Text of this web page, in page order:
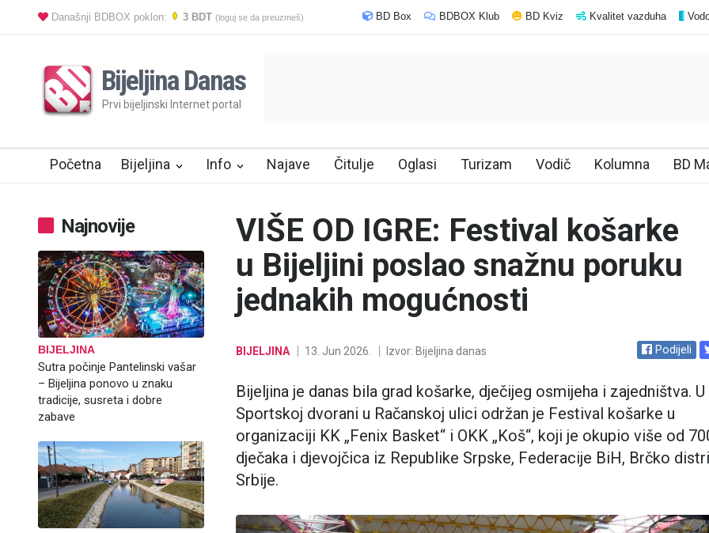
Današnji BDBOX poklon: 3 BDT (loguj se da preuzmeš) BD Box BDBOX Klub BD Kviz Kvalitet vazduha
Bijeljina Danas
Prvi bijeljinski Internet portal
Početna Bijeljina Info Najave Čitulje Oglasi Turizam Vodič Kolumna BD
Najnovije
BIJELJINA
Sutra počinje Pantelinski vašar
– Bijeljina ponovo u znaku
tradicije, susreta i dobre
zabave
VIŠE OD IGRE: Festival košarke
u Bijeljini poslao snažnu poruku
jednakih mogućnosti
BIJELJINA 13. Jun 2026. Izvor: Bijeljina danas Podijeli
Bijeljina je danas bila grad košarke, dječijeg osmijeha i zajedništva. U
Sportskoj dvorani u Račanskoj ulici održan je Festival košarke u
organizaciji KK „Fenix Basket“ i OKK „Koš“, koji je okupio više od
dječaka i djevojčica iz Republike Srpske, Federacije BiH, Brčko
Srbije.